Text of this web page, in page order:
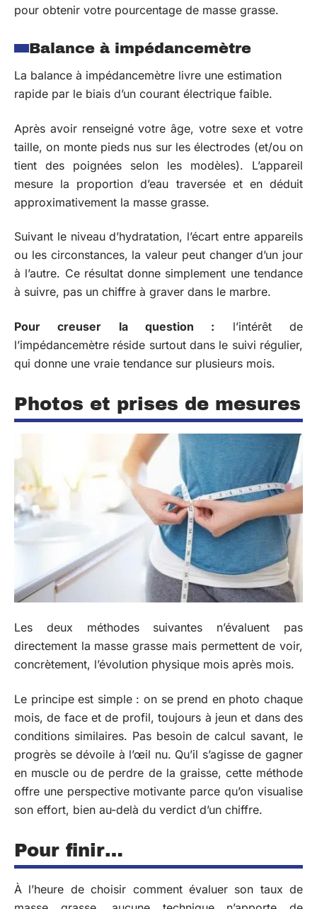
pour obtenir votre pourcentage de masse grasse.
Balance à impédancemètre
La balance à impédancemètre livre une estimation
rapide par le biais d’un courant électrique faible.
Après avoir renseigné votre âge, votre sexe et votre
taille, on monte pieds nus sur les électrodes (et/ou on
tient des poignées selon les modèles). L’appareil
mesure la proportion d’eau traversée et en déduit
approximativement la masse grasse.
Suivant le niveau d’hydratation, l’écart entre appareils
ou les circonstances, la valeur peut changer d’un jour
à l’autre. Ce résultat donne simplement une tendance
à suivre, pas un chiffre à graver dans le marbre.
Pour creuser la question : l’intérêt de
l’impédancemètre réside surtout dans le suivi régulier,
qui donne une vraie tendance sur plusieurs mois.
Photos et prises de mesures
Les deux méthodes suivantes n’évaluent pas
directement la masse grasse mais permettent de voir,
concrètement, l’évolution physique mois après mois.
Le principe est simple : on se prend en photo chaque
mois, de face et de profil, toujours à jeun et dans des
conditions similaires. Pas besoin de calcul savant, le
progrès se dévoile à l’œil nu. Qu’il s’agisse de gagner
en muscle ou de perdre de la graisse, cette méthode
offre une perspective motivante parce qu’on visualise
son effort, bien au-delà du verdict d’un chiffre.
Pour finir…
À l’heure de choisir comment évaluer son taux de